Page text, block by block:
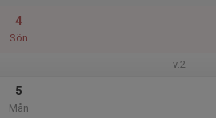
4
Sön
v.2
5
Mån